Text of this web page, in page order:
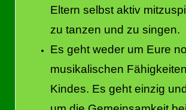
Eltern selbst aktiv
zu tanzen und zu singen.
Es geht weder um Eure
musikalischen
Kindes. Es geht einzig